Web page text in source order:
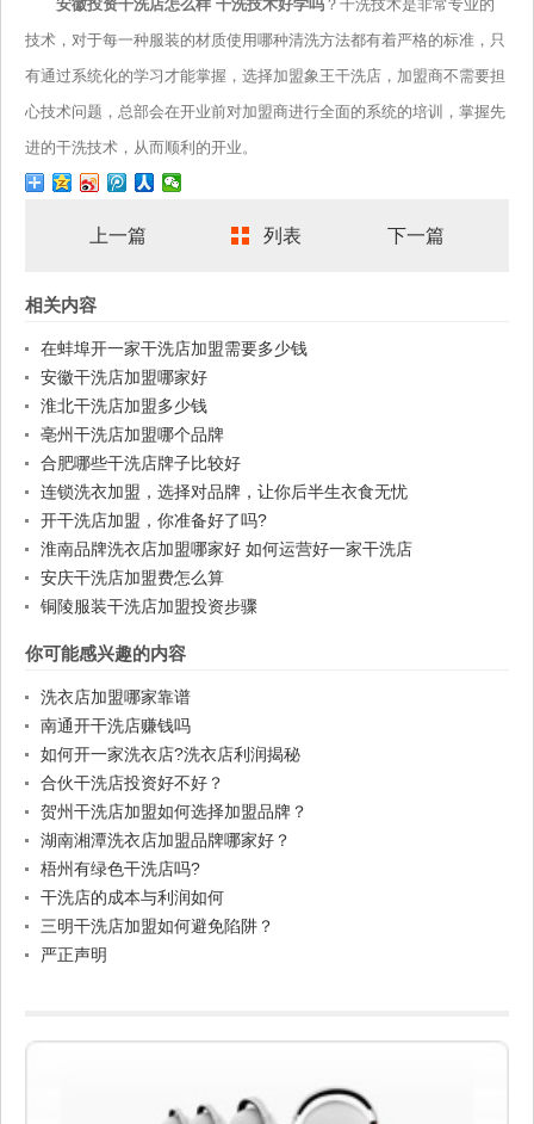
安徽投资干洗店怎么样 干洗技术好学吗 ？干洗技术是非常专业的
技术，对于每一种服装的材质使用哪种清洗方法都有着严格的标准，只
有通过系统化的学习才能掌握，选择加盟象王干洗店，加盟商不需要担
心技术问题，总部会在开业前对加盟商进行全面的系统的培训，掌握先
进的干洗技术，从而顺利的开业。
上一篇 列表 下一篇
相关内容
在蚌埠开一家干洗店加盟需要多少钱
安徽干洗店加盟哪家好
淮北干洗店加盟多少钱
亳州干洗店加盟哪个品牌
合肥哪些干洗店牌子比较好
连锁洗衣加盟，选择对品牌，让你后半生衣食无忧
开干洗店加盟，你准备好了吗?
淮南品牌洗衣店加盟哪家好 如何运营好一家干洗店
安庆干洗店加盟费怎么算
铜陵服装干洗店加盟投资步骤
你可能感兴趣的内容
洗衣店加盟哪家靠谱
南通开干洗店赚钱吗
如何开一家洗衣店?洗衣店利润揭秘
合伙干洗店投资好不好？
贺州干洗店加盟如何选择加盟品牌？
湖南湘潭洗衣店加盟品牌哪家好？
梧州有绿色干洗店吗?
干洗店的成本与利润如何
三明干洗店加盟如何避免陷阱？
严正声明